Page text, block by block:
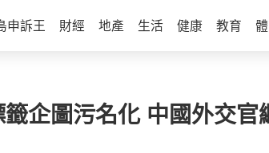
申訴王 財經 地產 生活 健康 教育
企圖污名化 中國外交官